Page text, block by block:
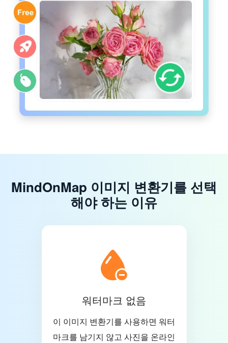
MindOnMap 이미지 변환기를 선택
해야 하는 이유
워터마크 없음
이 이미지 변환기를 사용하면 워터
마크를 남기지 않고 사진을 온라인